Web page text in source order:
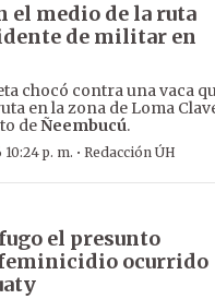
el medio de la ruta
de militar en
chocó contra una vaca
en la zona de Loma
deÑeembucú.
p. m. · Redacción ÚH
el presunto
ocurrido